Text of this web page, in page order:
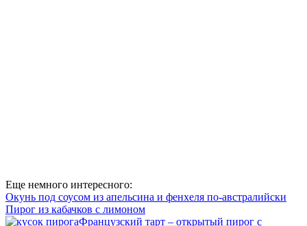
Еще немного интересного:
Окунь под соусом из апельсина и фенхеля по-австралийски
Пирог из кабачков с лимоном
Французский тарт – открытый пирог с